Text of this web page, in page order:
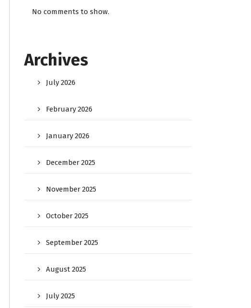
No comments to show.
Archives
July 2026
February 2026
January 2026
December 2025
November 2025
October 2025
September 2025
August 2025
July 2025